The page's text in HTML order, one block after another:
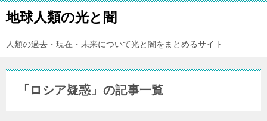
地球人類の光と闇
人類の過去・現在・未来について光と闇をまとめるサイト
「ロシア疑惑」の記事一覧